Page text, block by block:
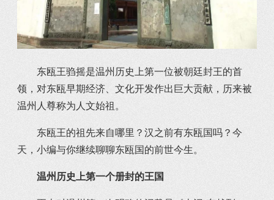
东瓯王驺摇是温州历史上第一位被朝廷封王的首
领，对东瓯早期经济、文化开发作出巨大贡献，历来被
温州人尊称为人文始祖。
东瓯王的祖先来自哪里？汉之前有东瓯国吗？今
天，小编与你继续聊聊东瓯国的前世今生。
温州历史上第一个册封的王国